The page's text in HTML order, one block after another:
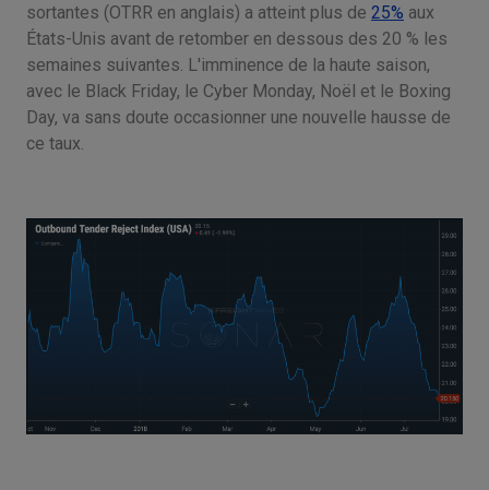
sortantes (OTRR en anglais) a atteint plus de 25% aux
États-Unis avant de retomber en dessous des 20 % les
semaines suivantes. L'imminence de la haute saison,
avec le Black Friday, le Cyber Monday, Noël et le Boxing
Day, va sans doute occasionner une nouvelle hausse de
ce taux.